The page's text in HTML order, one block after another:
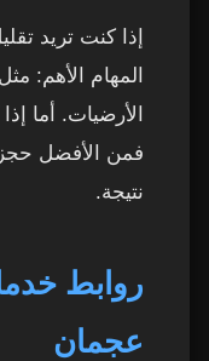
إذا كنت تريد
المهام الأهم:
الأرضيات. أما
فمن الأفضل
نتيجة.
روابط
عجمان